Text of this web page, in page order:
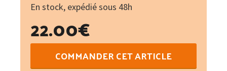
En stock, expédié sous 48h
22.00€
de
COMMANDER CET ARTICLE